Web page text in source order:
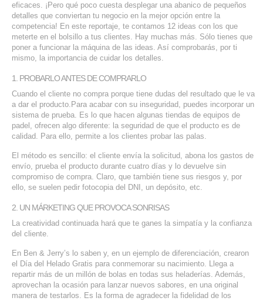
SERVICIOS DE TI
ASESORÍA TECNOLÓGICA
TRANSFORMACIÓN DIGITAL
PORTAFOLIO
BLOG
CONTACTO
eficaces. ¡Pero qué poco cuesta desplegar una abanico de pequeños
detalles que conviertan tu negocio en la mejor opción entre la
competencia! En este reportaje, te contamos 12 ideas con los que
meterte en el bolsillo a tus clientes. Hay muchas más. Sólo tienes que
poner a funcionar la máquina de las ideas. Así comprobarás, por ti
mismo, la importancia de cuidar los detalles.
1. PROBARLO ANTES DE COMPRARLO
Cuando el cliente no compra porque tiene dudas del resultado que le va
a dar el producto.Para acabar con su inseguridad, puedes incorporar un
sistema de prueba. Es lo que hacen algunas tiendas de equipos de
padel, ofrecen algo diferente: la seguridad de que el producto es de
calidad. Para ello, permite a los clientes probar las palas.
El método es sencillo: el cliente envía la solicitud, abona los gastos de
envío, prueba el producto durante cuatro días y lo devuelve sin
compromiso de compra. Claro, que también tiene sus riesgos y, por
ello, se suelen pedir fotocopia del DNI, un depósito, etc.
2. UN MÁRKETING QUE PROVOCA SONRISAS
La creatividad continuada hará que te ganes la simpatía y la confianza
del cliente.
En Ben & Jerry’s lo saben y, en un ejemplo de diferenciación, crearon
el Día del Helado Gratis para conmemorar su nacimiento. Llega a
repartir más de un millón de bolas en todas sus heladerías. Además,
aprovechan la ocasión para lanzar nuevos sabores, en una original
manera de testarlos. Es la forma de agradecer la fidelidad de los